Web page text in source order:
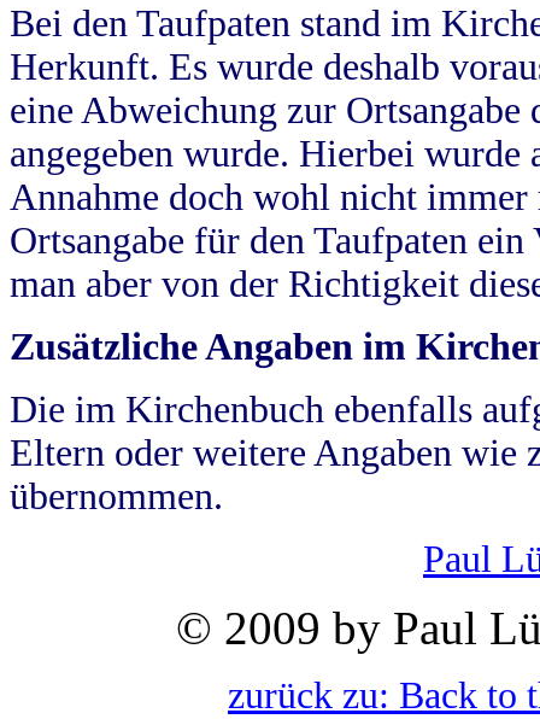
Bei den Taufpaten stand im
Herkunft. Es wurde deshalb
eine Abweichung zur
angegeben wurde. Hierbei wurde
Annahme doch wohl nicht
Ortsangabe für den Taufpaten
man aber von der Richtigkeit
Zusätzliche Angaben im
Die im Kirchenbuch ebenfalls
Eltern oder weitere Angaben wie
übernommen.
Paul
© 2009 by Paul
zurück zu: Back to